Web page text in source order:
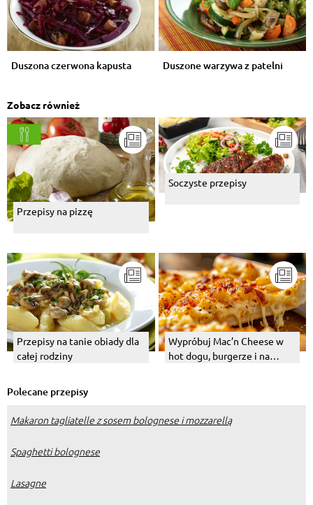
Duszona czerwona kapusta Duszone warzywa z patelni
Zobacz również
Przepisy na pizzę
Soczyste przepisy
Przepisy na tanie obiady dla
całej rodziny
Wypróbuj Mac’n Cheese w
hot dogu, burgerze i na
Polecane przepisy
Makaron tagliatelle z sosem bolognese i mozzarellą
Spaghetti bolognese
Lasagne